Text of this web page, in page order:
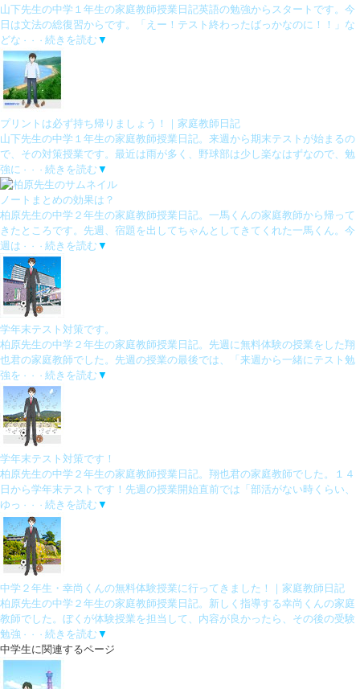
山下先生の中学１年生の家庭教師授業日記英語の勉強からスタートです。今
日は文法の総復習からです。「えー！テスト終わったばっかなのに！！」な
どな ・・・ 続きを読む ▼
プリントは必ず持ち帰りましょう！｜家庭教師日記
山下先生の中学１年生の家庭教師授業日記。来週から期末テストが始まるの
で、その対策授業です。最近は雨が多く、野球部は少し楽なはずなので、勉
強に ・・・ 続きを読む ▼
ノートまとめの効果は？
柏原先生の中学２年生の家庭教師授業日記。一馬くんの家庭教師から帰って
きたところです。先週、宿題を出してちゃんとしてきてくれた一馬くん。今
週は ・・・ 続きを読む ▼
学年末テスト対策です。
柏原先生の中学２年生の家庭教師授業日記。先週に無料体験の授業をした翔
也君の家庭教師でした。先週の授業の最後では、「来週から一緒にテスト勉
強を ・・・ 続きを読む ▼
学年末テスト対策です！
柏原先生の中学２年生の家庭教師授業日記。翔也君の家庭教師でした。１４
日から学年末テストです！先週の授業開始直前では「部活がない時くらい、
ゆっ ・・・ 続きを読む ▼
中学２年生・幸尚くんの無料体験授業に行ってきました！｜家庭教師日記
柏原先生の中学２年生の家庭教師授業日記。新しく指導する幸尚くんの家庭
教師でした。ぼくが体験授業を担当して、内容が良かったら、その後の受験
勉強 ・・・ 続きを読む ▼
中学生に関連するページ